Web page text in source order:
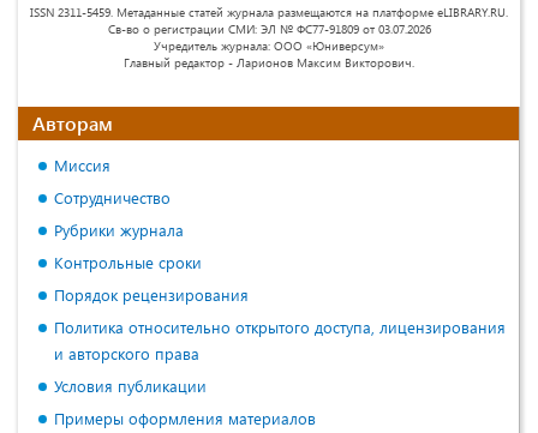
ISSN 2311-5459. Метаданные статей журнала размещаются на платформе eLIBRARY.RU.
Св-во о регистрации СМИ: ЭЛ № ФС77-91809 от 03.07.2026
Учредитель журнала: ООО «Юниверсум»
Главный редактор - Ларионов Максим Викторович.
Авторам
Миссия
Сотрудничество
Рубрики журнала
Контрольные сроки
Порядок рецензирования
Политика относительно открытого доступа, лицензирования
и авторского права
Условия публикации
Примеры оформления материалов